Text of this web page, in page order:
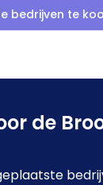
bedrijven te
de